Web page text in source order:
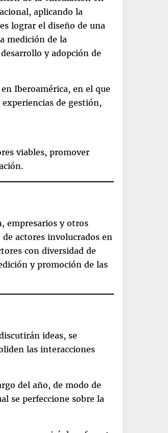
aplicando la
lograr el diseño de una
medición de la
y adopción de
Iberoamérica, en el que
de gestión,
viables, promover
empresarios y otros
actores involucrados en
con diversidad de
y promoción de las
ideas, se
las interacciones
del año, de modo de
se perfeccione sobre la